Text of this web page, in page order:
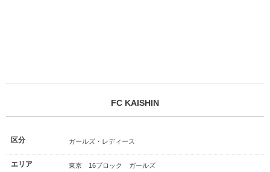
FC KAISHIN
区分 ガールズ・レディース
エリア 東京 16ブロック ガールズ